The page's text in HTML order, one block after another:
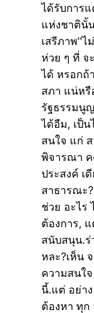
ได้รับการ
แห่งชาตินั้
เสรีภาพ''ไ
ห่วย ๆ ที่ จ
ได้ หรอกถ้
สภา แน่หรื
รัฐธรรมนู
ได้อืม, เป็น
สนใจ แก่
พิจารณา
ประสงค์ เ
สาธารณะ
ช่วย อะไร
ต้องการ,
สนับสนุน.
หละ?เห็น
ความสนใ
นี้.แต่ อย่า
ต้องหา ทุก